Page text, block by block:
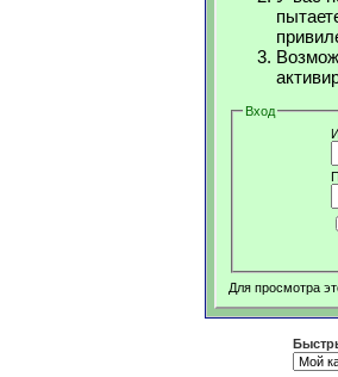
Вход
Для просмотра